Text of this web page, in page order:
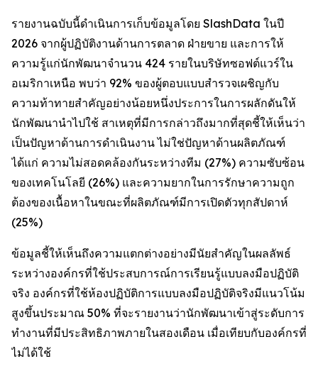
รายงานฉบับนี้ดำเนินการเก็บข้อมูลโดย SlashData ในปี
2026 จากผู้ปฏิบัติงานด้านการตลาด ฝ่ายขาย และการให้
ความรู้แก่นักพัฒนาจำนวน 424 รายในบริษัทซอฟต์แวร์ใน
อเมริกาเหนือ พบว่า 92% ของผู้ตอบแบบสำรวจเผชิญกับ
ความท้าทายสำคัญอย่างน้อยหนึ่งประการในการผลักดันให้
นักพัฒนานำไปใช้ สาเหตุที่มีการกล่าวถึงมากที่สุดชี้ให้เห็นว่า
เป็นปัญหาด้านการดำเนินงาน ไม่ใช่ปัญหาด้านผลิตภัณฑ์
ได้แก่ ความไม่สอดคล้องกันระหว่างทีม (27%) ความซับซ้อน
ของเทคโนโลยี (26%) และความยากในการรักษาความถูก
ต้องของเนื้อหาในขณะที่ผลิตภัณฑ์มีการเปิดตัวทุกสัปดาห์
(25%)
ข้อมูลชี้ให้เห็นถึงความแตกต่างอย่างมีนัยสำคัญในผลลัพธ์
ระหว่างองค์กรที่ใช้ประสบการณ์การเรียนรู้แบบลงมือปฏิบัติ
จริง องค์กรที่ใช้ห้องปฏิบัติการแบบลงมือปฏิบัติจริงมีแนวโน้ม
สูงขึ้นประมาณ 50% ที่จะรายงานว่านักพัฒนาเข้าสู่ระดับการ
ทำงานที่มีประสิทธิภาพภายในสองเดือน เมื่อเทียบกับองค์กรที่
ไม่ได้ใช้